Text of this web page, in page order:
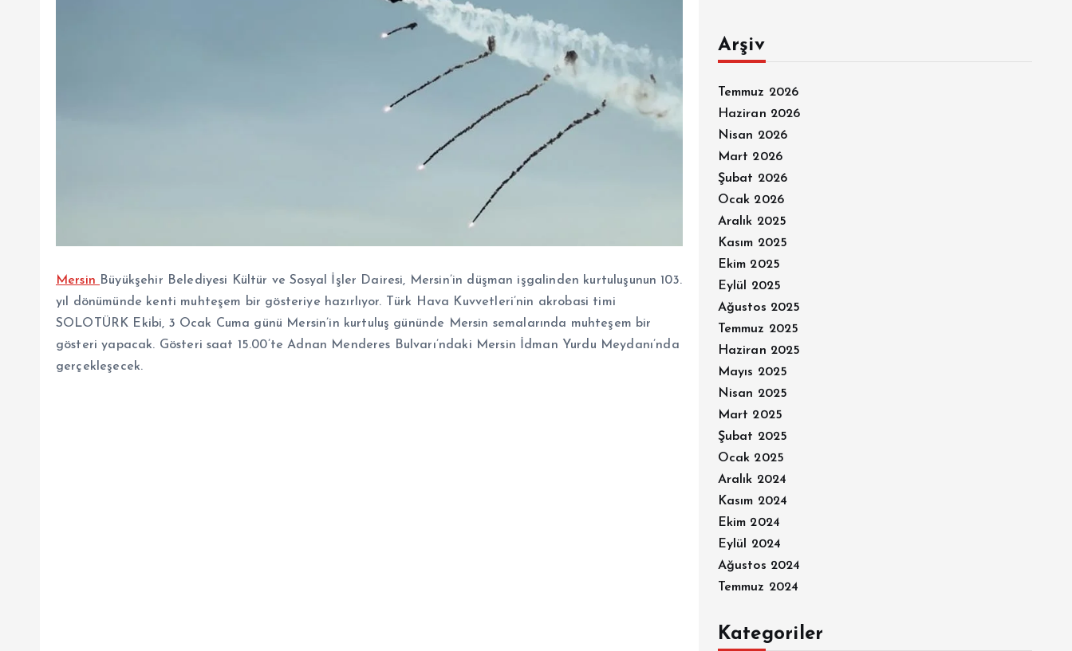
Mersin Büyükşehir Belediyesi Kültür ve Sosyal İşler Dairesi, Mersin’in düşman işgalinden kurtuluşunun 103.
yıl dönümünde kenti muhteşem bir gösteriye hazırlıyor. Türk Hava Kuvvetleri’nin akrobasi timi
SOLOTÜRK Ekibi, 3 Ocak Cuma günü Mersin’in kurtuluş gününde Mersin semalarında muhteşem bir
gösteri yapacak. Gösteri saat 15.00’te Adnan Menderes Bulvarı’ndaki Mersin İdman Yurdu Meydanı’nda
gerçekleşecek.
Arşiv
Temmuz 2026
Haziran 2026
Nisan 2026
Mart 2026
Şubat 2026
Ocak 2026
Aralık 2025
Kasım 2025
Ekim 2025
Eylül 2025
Ağustos 2025
Temmuz 2025
Haziran 2025
Mayıs 2025
Nisan 2025
Mart 2025
Şubat 2025
Ocak 2025
Aralık 2024
Kasım 2024
Ekim 2024
Eylül 2024
Ağustos 2024
Temmuz 2024
Kategoriler